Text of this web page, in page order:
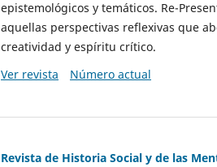
epistemológicos y temáticos. Re-
aquellas perspectivas reflexivas que
creatividad y espíritu crítico.
Ver revista
Número actual
Revista de Historia Social y de las